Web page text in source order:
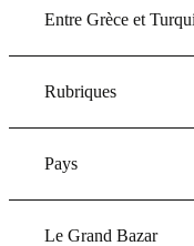
Entre Grèce et
Rubriques
Pays
Le Grand Bazar